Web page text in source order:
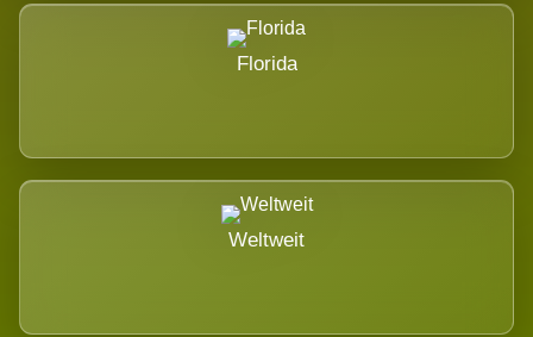
Florida
Weltweit